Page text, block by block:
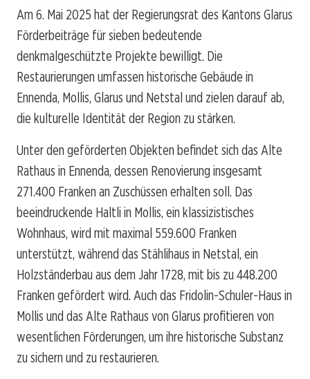
Am 6. Mai 2025 hat der Regierungsrat des Kantons Glarus
Förderbeiträge für sieben bedeutende
denkmalgeschützte Projekte bewilligt. Die
Restaurierungen umfassen historische Gebäude in
Ennenda, Mollis, Glarus und Netstal und zielen darauf ab,
die kulturelle Identität der Region zu stärken.
Unter den geförderten Objekten befindet sich das Alte
Rathaus in Ennenda, dessen Renovierung insgesamt
271.400 Franken an Zuschüssen erhalten soll. Das
beeindruckende Haltli in Mollis, ein klassizistisches
Wohnhaus, wird mit maximal 559.600 Franken
unterstützt, während das Stählihaus in Netstal, ein
Holzständerbau aus dem Jahr 1728, mit bis zu 448.200
Franken gefördert wird. Auch das Fridolin-Schuler-Haus in
Mollis und das Alte Rathaus von Glarus profitieren von
wesentlichen Förderungen, um ihre historische Substanz
zu sichern und zu restaurieren.